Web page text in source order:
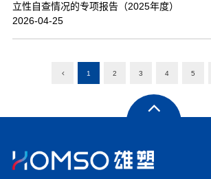
立性自查情况的专项报告（2025年度）
2026-04-25
1 2 3 4 5